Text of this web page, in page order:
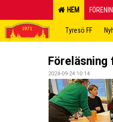
HEM
Tyresö FF
Föreläsning
2024-09-24 10:14